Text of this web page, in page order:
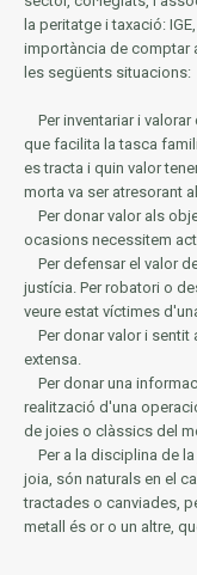
la peritatge i taxació:
importància de comptar
les següents situacions:
Per inventariar i
que facilita la tasca
es tracta i quin valor
morta va ser atresorant
Per donar valor als
ocasions necessitem
Per defensar el valor
justícia. Per robatori o
veure estat víctimes
Per donar valor i
extensa.
Per donar una
realització d'una
de joies o clàssics del
Per a la disciplina de
joia, són naturals en el
tractades o canviades,
metall és or o un altre,